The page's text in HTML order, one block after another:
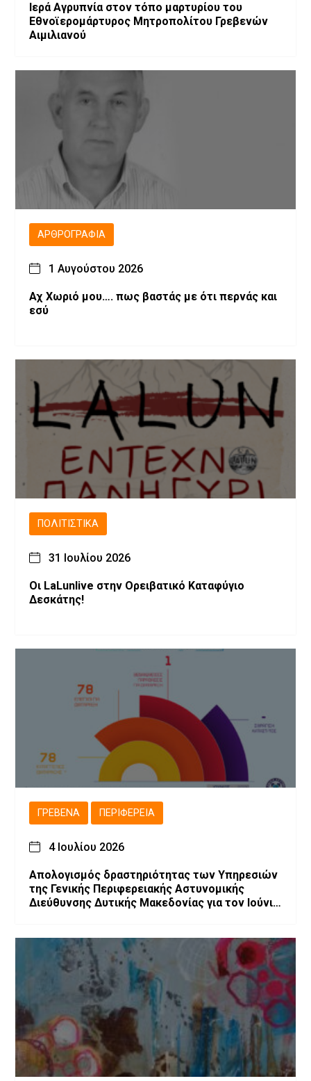
Ιερά Αγρυπνία στον τόπο μαρτυρίου του
Εθνοϊερομάρτυρος Μητροπολίτου Γρεβενών
Αιμιλιανού
ΑΡΘΡΟΓΡΑΦΊΑ
1 Αυγούστου 2026
Αχ Χωριό μου…. πως βαστάς με ότι περνάς και
εσύ
ΠΟΛΙΤΙΣΤΙΚΆ
31 Ιουλίου 2026
Οι LaLunlive στην Ορειβατικό Καταφύγιο
Δεσκάτης!
ΓΡΕΒΕΝΆ ΠΕΡΙΦΈΡΕΙΑ
4 Ιουλίου 2026
Απολογισμός δραστηριότητας των Υπηρεσιών
της Γενικής Περιφερειακής Αστυνομικής
Διεύθυνσης Δυτικής Μακεδονίας για τον Ιούνιο